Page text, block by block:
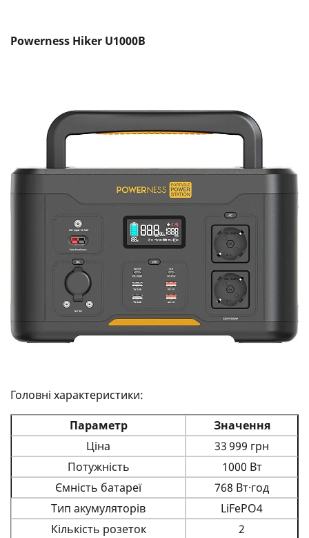
Powerness Hiker U1000B
Головні характеристики:
Параметр
Значення
Ціна
33 999 грн
Потужність
1000 Вт
Ємність батареї
768 Вт·год
Тип акумуляторів
LiFePO4
Кількість розеток
2